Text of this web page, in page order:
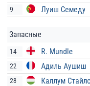
9 Луиш Семеду
Запасные
14 R. Mundle
22 Адиль Аушиш
28 Каллум Стайлс